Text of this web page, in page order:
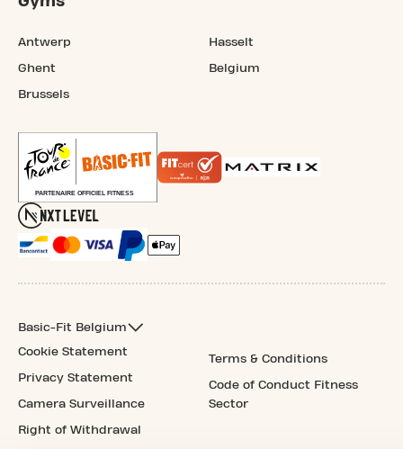
Antwerp
Ghent
Brussels
Hasselt
Belgium
Basic-Fit Belgium
Cookie Statement
Privacy Statement
Camera Surveillance
Right of Withdrawal
Terms & Conditions
Code of Conduct Fitness
Sector